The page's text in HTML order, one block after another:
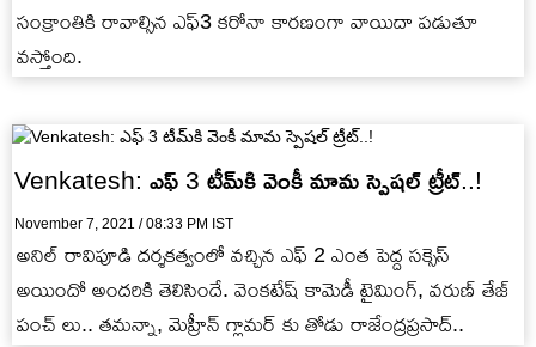
సంక్రాంతికి రావాల్సిన ఎఫ్3 కరోనా కారణంగా వాయిదా పడుతూ
వస్తోంది.
Venkatesh: ఎఫ్ 3 టీమ్‌కి వెంకీ మామ స్పెషల్ ట్రీట్..!
November 7, 2021 / 08:33 PM IST
అనిల్ రావిపూడి దర్శకత్వంలో వచ్చిన ఎఫ్ 2 ఎంత పెద్ద సక్సెస్
అయిందో అందరికి తెలిసిందే. వెంకటేష్ కామెడీ టైమింగ్, వరుణ్ తేజ్
పంచ్ లు.. తమన్నా, మెహ్రీన్ గ్లామర్ కు తోడు రాజేంద్రప్రసాద్..